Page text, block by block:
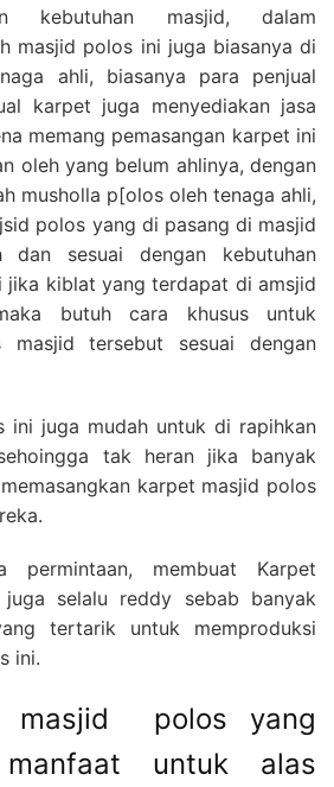
kebutuhan masjid, dalam
masjid polos ini juga biasanya di
ahli, biasanya para penjual
karpet juga menyediakan jasa
memang pemasangan karpet ini
oleh yang belum ahlinya, dengan
musholla p[olos oleh tenaga ahli,
polos yang di pasang di masjid
dan sesuai dengan kebutuhan
jika kiblat yang terdapat di amsjid
butuh cara khusus untuk
masjid tersebut sesuai dengan
ini juga mudah untuk di rapihkan
tak heran jika banyak
karpet masjid polos
permintaan, membuat Karpet
selalu reddy sebab banyak
tertarik untuk memproduksi
ini.
masjid polos yang
untuk alas